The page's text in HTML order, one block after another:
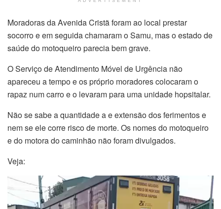
Moradoras da Avenida Cristã foram ao local prestar
socorro e em seguida chamaram o Samu, mas o estado de
saúde do motoqueiro parecia bem grave.
O Serviço de Atendimento Móvel de Urgência não
apareceu a tempo e os próprio moradores colocaram o
rapaz num carro e o levaram para uma unidade hopsitalar.
Não se sabe a quantidade a e extensão dos ferimentos e
nem se ele corre risco de morte. Os nomes do motoqueiro
e do motora do caminhão não foram divulgados.
Veja:
Tocador
de
vídeo